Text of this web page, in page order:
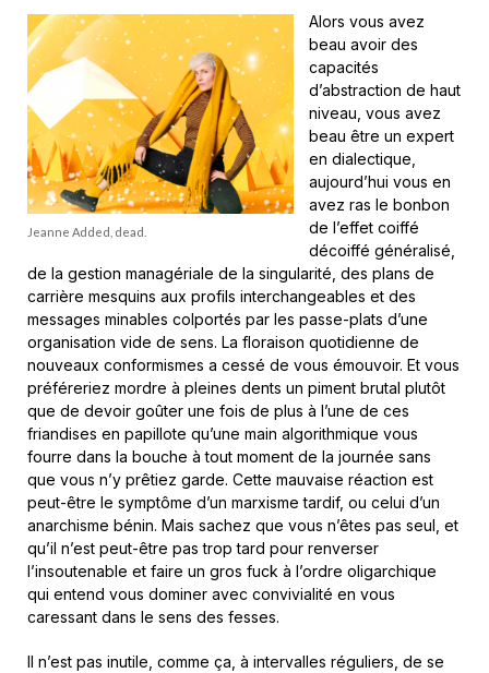
Jeanne Added, dead.
Alors vous avez
beau avoir des
capacités
d’abstraction de haut
niveau, vous avez
beau être un expert
en dialectique,
aujourd’hui vous en
avez ras le bonbon
de l’effet coiffé
décoiffé généralisé,
de la gestion managériale de la singularité, des plans de
carrière mesquins aux profils interchangeables et des
messages minables colportés par les passe-plats d’une
organisation vide de sens. La floraison quotidienne de
nouveaux conformismes a cessé de vous émouvoir. Et vous
préféreriez mordre à pleines dents un piment brutal plutôt
que de devoir goûter une fois de plus à l’une de ces
friandises en papillote qu’une main algorithmique vous
fourre dans la bouche à tout moment de la journée sans
que vous n’y prêtiez garde. Cette mauvaise réaction est
peut-être le symptôme d’un marxisme tardif, ou celui d’un
anarchisme bénin. Mais sachez que vous n’êtes pas seul, et
qu’il n’est peut-être pas trop tard pour renverser
l’insoutenable et faire un gros fuck à l’ordre oligarchique
qui entend vous dominer avec convivialité en vous
caressant dans le sens des fesses.
Il n’est pas inutile, comme ça, à intervalles réguliers, de se